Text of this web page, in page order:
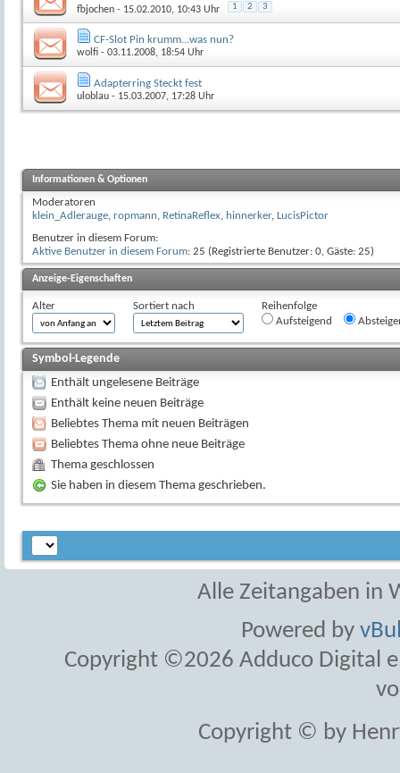
fbjochen - 15.02.2010, 10:43 Uhr 1 2 3
CF-Slot Pin krumm...was nun?
wolfi - 03.11.2008, 18:54 Uhr
Adapterring Steckt fest
uloblau - 15.03.2007, 17:28 Uhr
Informationen & Optionen
Moderatoren
klein_Adlerauge, ropmann, RetinaReflex, hinnerker, LucisPictor
Benutzer in diesem Forum:
Aktive Benutzer in diesem Forum: 25 (Registrierte Benutzer: 0, Gäste: 25)
Anzeige-Eigenschaften
Alter Sortiert nach
Reihenfolge
Aufsteigend
Symbol-Legende
Enthält ungelesene Beiträge
Enthält keine neuen Beiträge
Beliebtes Thema mit neuen Beiträgen
Beliebtes Thema ohne neue Beiträge
Thema geschlossen
Sie haben in diesem Thema geschrieben.
Alle Zeitangaben in
Powered by
Copyright ©2026 Adduco Digital
Copyright © by